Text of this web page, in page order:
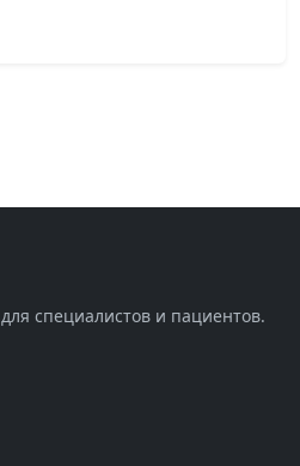
специалистов и пациентов.